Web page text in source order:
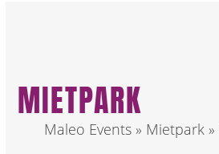
MIETPARK
Maleo Events » Mietpark »